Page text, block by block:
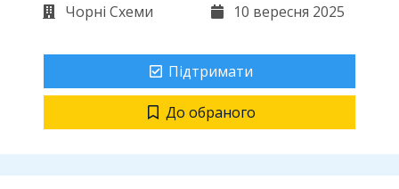
Чорні Схеми 10 вересня 2025
Підтримати
До обраного